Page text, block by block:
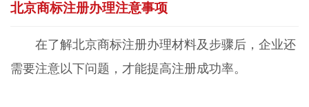
北京商标注册办理注意事项
在了解北京商标注册办理材料及步骤后，企业还
需要注意以下问题，才能提高注册成功率。